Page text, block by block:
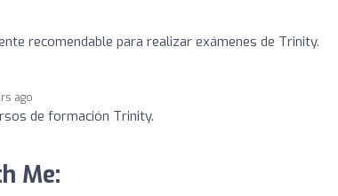
recomendable para realizar exámenes de Trinity.
ago
de formación Trinity.
Me: